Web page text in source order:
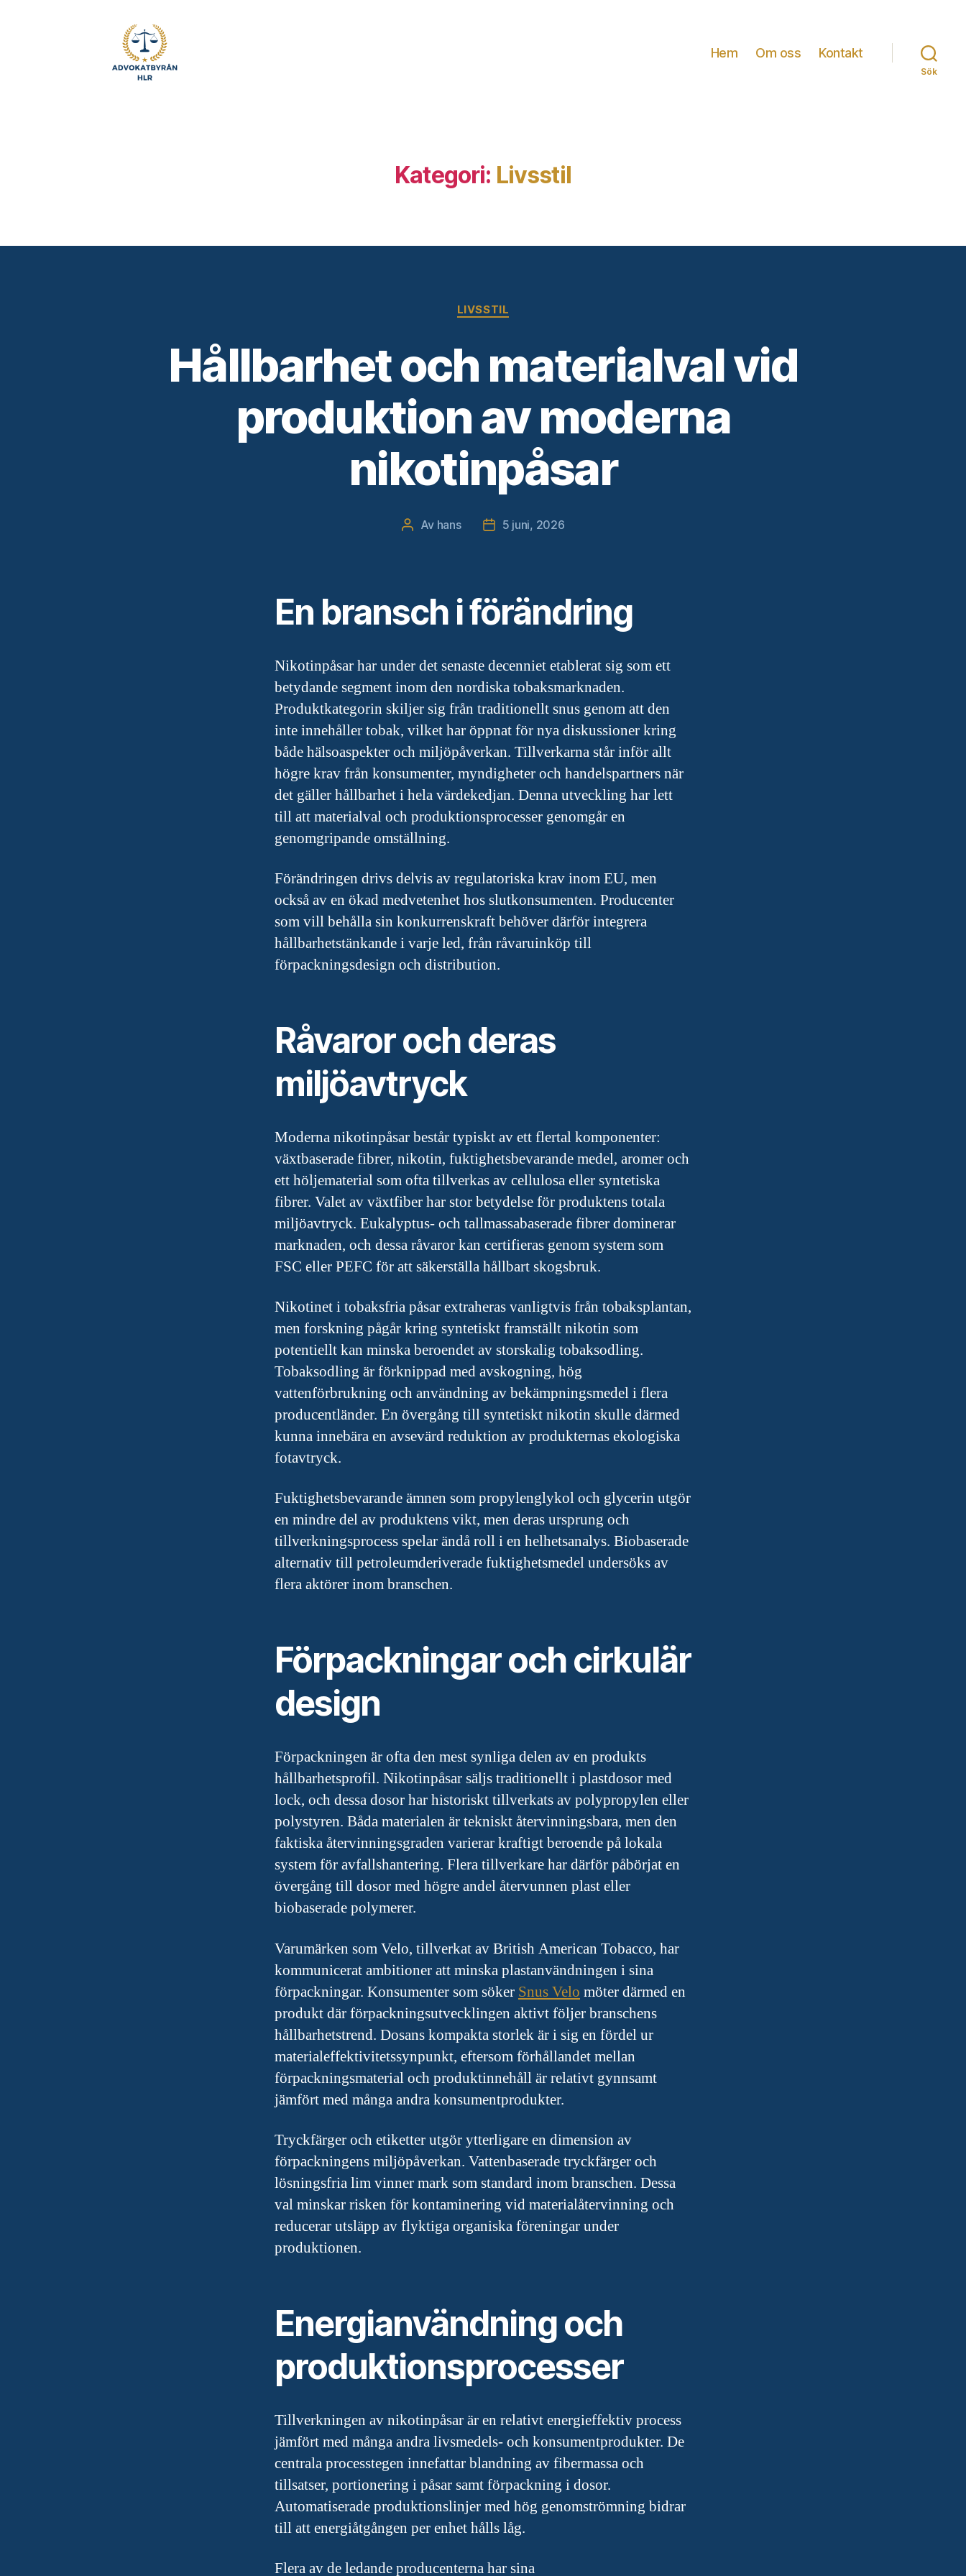
Hem Om oss Kontakt
Sök
Kategori: Livsstil
Kategorier
LIVSSTIL
Hållbarhet och materialval vid
produktion av moderna
nikotinpåsar
Inläggsförfattare
Av hans Inläggsdatum
5 juni, 2026
En bransch i förändring
Nikotinpåsar har under det senaste decenniet etablerat sig som ett
betydande segment inom den nordiska tobaksmarknaden.
Produktkategorin skiljer sig från traditionellt snus genom att den
inte innehåller tobak, vilket har öppnat för nya diskussioner kring
både hälsoaspekter och miljöpåverkan. Tillverkarna står inför allt
högre krav från konsumenter, myndigheter och handelspartners när
det gäller hållbarhet i hela värdekedjan. Denna utveckling har lett
till att materialval och produktionsprocesser genomgår en
genomgripande omställning.
Förändringen drivs delvis av regulatoriska krav inom EU, men
också av en ökad medvetenhet hos slutkonsumenten. Producenter
som vill behålla sin konkurrenskraft behöver därför integrera
hållbarhetstänkande i varje led, från råvaruinköp till
förpackningsdesign och distribution.
Råvaror och deras
miljöavtryck
Moderna nikotinpåsar består typiskt av ett flertal komponenter:
växtbaserade fibrer, nikotin, fuktighetsbevarande medel, aromer och
ett höljematerial som ofta tillverkas av cellulosa eller syntetiska
fibrer. Valet av växtfiber har stor betydelse för produktens totala
miljöavtryck. Eukalyptus- och tallmassabaserade fibrer dominerar
marknaden, och dessa råvaror kan certifieras genom system som
FSC eller PEFC för att säkerställa hållbart skogsbruk.
Nikotinet i tobaksfria påsar extraheras vanligtvis från tobaksplantan,
men forskning pågår kring syntetiskt framställt nikotin som
potentiellt kan minska beroendet av storskalig tobaksodling.
Tobaksodling är förknippad med avskogning, hög
vattenförbrukning och användning av bekämpningsmedel i flera
producentländer. En övergång till syntetiskt nikotin skulle därmed
kunna innebära en avsevärd reduktion av produkternas ekologiska
fotavtryck.
Fuktighetsbevarande ämnen som propylenglykol och glycerin utgör
en mindre del av produktens vikt, men deras ursprung och
tillverkningsprocess spelar ändå roll i en helhetsanalys. Biobaserade
alternativ till petroleumderiverade fuktighetsmedel undersöks av
flera aktörer inom branschen.
Förpackningar och cirkulär
design
Förpackningen är ofta den mest synliga delen av en produkts
hållbarhetsprofil. Nikotinpåsar säljs traditionellt i plastdosor med
lock, och dessa dosor har historiskt tillverkats av polypropylen eller
polystyren. Båda materialen är tekniskt återvinningsbara, men den
faktiska återvinningsgraden varierar kraftigt beroende på lokala
system för avfallshantering. Flera tillverkare har därför påbörjat en
övergång till dosor med högre andel återvunnen plast eller
biobaserade polymerer.
Varumärken som Velo, tillverkat av British American Tobacco, har
kommunicerat ambitioner att minska plastanvändningen i sina
förpackningar. Konsumenter som söker Snus Velo möter därmed en
produkt där förpackningsutvecklingen aktivt följer branschens
hållbarhetstrend. Dosans kompakta storlek är i sig en fördel ur
materialeffektivitetssynpunkt, eftersom förhållandet mellan
förpackningsmaterial och produktinnehåll är relativt gynnsamt
jämfört med många andra konsumentprodukter.
Tryckfärger och etiketter utgör ytterligare en dimension av
förpackningens miljöpåverkan. Vattenbaserade tryckfärger och
lösningsfria lim vinner mark som standard inom branschen. Dessa
val minskar risken för kontaminering vid materialåtervinning och
reducerar utsläpp av flyktiga organiska föreningar under
produktionen.
Energianvändning och
produktionsprocesser
Tillverkningen av nikotinpåsar är en relativt energieffektiv process
jämfört med många andra livsmedels- och konsumentprodukter. De
centrala processtegen innefattar blandning av fibermassa och
tillsatser, portionering i påsar samt förpackning i dosor.
Automatiserade produktionslinjer med hög genomströmning bidrar
till att energiåtgången per enhet hålls låg.
Flera av de ledande producenterna har sina